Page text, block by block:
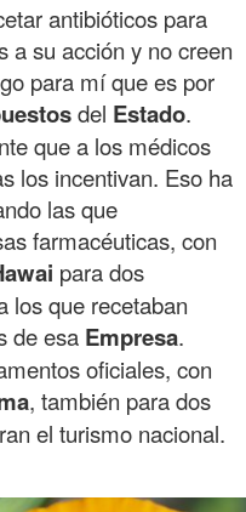
antibióticos para
a su acción y no creen
para mí que es por
del Estado.
que a los médicos
los incentivan. Eso ha
las que
farmacéuticas, con
para dos
los que recetaban
de esa Empresa.
oficiales, con
, también para dos
el turismo nacional.